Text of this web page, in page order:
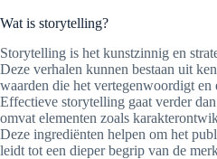
Wat is storytelling?
Storytelling is het kunstzinnig en
Deze verhalen kunnen bestaan uit
waarden die het vertegenwoordigt en
Effectieve storytelling gaat verder
omvat elementen zoals
Deze ingrediënten helpen om het
leidt tot een dieper begrip van de